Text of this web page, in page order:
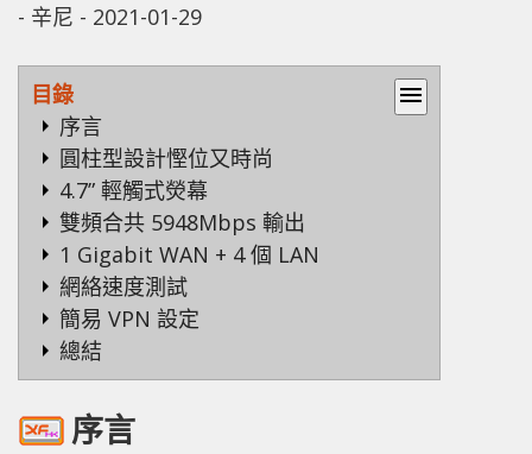
- 辛尼 - 2021-01-29
目錄
menu
序言
圓柱型設計慳位又時尚
4.7” 輕觸式熒幕
雙頻合共 5948Mbps 輸出
1 Gigabit WAN + 4 個 LAN
網絡速度測試
簡易 VPN 設定
總結
序言